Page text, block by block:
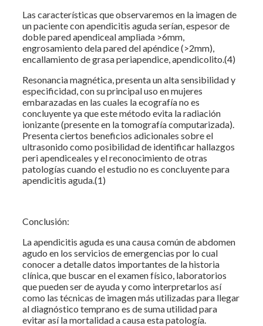
Las características que observaremos en la imagen de
un paciente con apendicitis aguda serían, espesor de
doble pared apendiceal ampliada >6mm,
engrosamiento dela pared del apéndice (>2mm),
encallamiento de grasa periapendice, apendicolito.(4)
Resonancia magnética, presenta un alta sensibilidad y
especificidad, con su principal uso en mujeres
embarazadas en las cuales la ecografía no es
concluyente ya que este método evita la radiación
ionizante (presente en la tomografía computarizada).
Presenta ciertos beneficios adicionales sobre el
ultrasonido como posibilidad de identificar hallazgos
peri apendiceales y el reconocimiento de otras
patologías cuando el estudio no es concluyente para
apendicitis aguda.(1)
Conclusión:
La apendicitis aguda es una causa común de abdomen
agudo en los servicios de emergencias por lo cual
conocer a detalle datos importantes de la historia
clínica, que buscar en el examen físico, laboratorios
que pueden ser de ayuda y como interpretarlos así
como las técnicas de imagen más utilizadas para llegar
al diagnóstico temprano es de suma utilidad para
evitar así la mortalidad a causa esta patología.